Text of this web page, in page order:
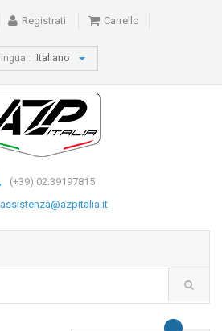
Registrati Carrello
lingua : Italiano
(+39) 02.39197815
assistenza@azpitalia.it